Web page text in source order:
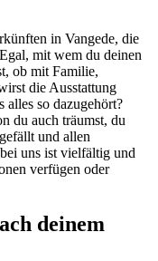
in Vangede, die
mit wem du deinen
ob mit Familie,
die Ausstattung
alles so dazugehört?
du auch träumst, du
und allen
uns ist vielfältig und
verfügen oder
deinem